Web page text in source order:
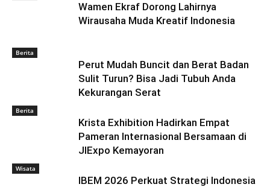
Wamen Ekraf Dorong Lahirnya
Wirausaha Muda Kreatif Indonesia
Berita
Perut Mudah Buncit dan Berat Badan
Sulit Turun? Bisa Jadi Tubuh Anda
Kekurangan Serat
Berita
Krista Exhibition Hadirkan Empat
Pameran Internasional Bersamaan di
JIExpo Kemayoran
Wisata
IBEM 2026 Perkuat Strategi Indonesia